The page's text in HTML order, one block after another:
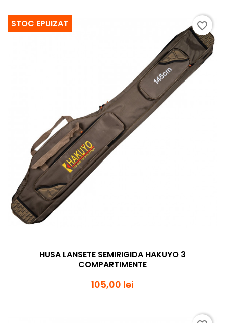
HUSA LANSETE SEMIRIGIDA HAKUYO 3
COMPARTIMENTE
105,00 lei
STOC EPUIZAT favorite_border